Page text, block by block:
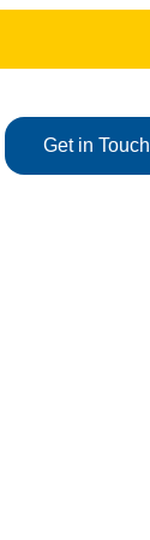
Get in Touch